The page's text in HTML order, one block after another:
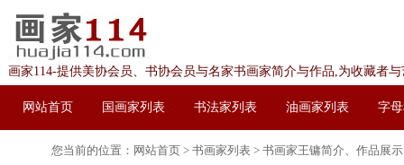
画家114-提供美协会员、书协会员与名家书画家简介与作品,为收藏者
网站首页 国画家列表 书法家列表 油画家列表 字
您当前的位置： 网站首页 > 书画家列表 > 书画家王镛简介、作品展示